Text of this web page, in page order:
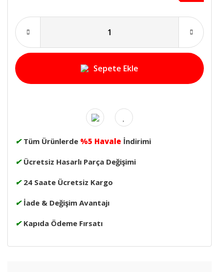
Sepete Ekle
✔ Tüm Ürünlerde %5 Havale İndirimi
✔ Ücretsiz Hasarlı Parça Değişimi
✔ 24 Saate Ücretsiz Kargo
✔ İade & Değişim Avantajı
✔ Kapıda Ödeme Fırsatı